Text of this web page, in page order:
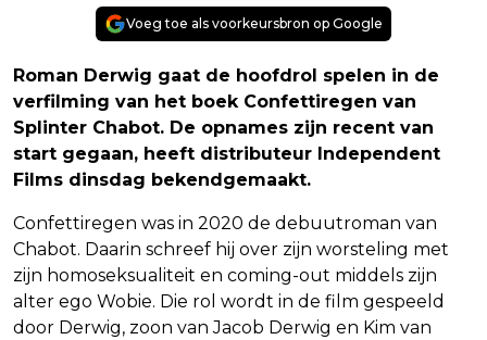
Voeg toe als voorkeursbron op Google
Roman Derwig gaat de hoofdrol spelen in de
verfilming van het boek Confettiregen van
Splinter Chabot. De opnames zijn recent van
start gegaan, heeft distributeur Independent
Films dinsdag bekendgemaakt.
Confettiregen was in 2020 de debuutroman van
Chabot. Daarin schreef hij over zijn worsteling met
zijn homoseksualiteit en coming-out middels zijn
alter ego Wobie. Die rol wordt in de film gespeeld
door Derwig, zoon van Jacob Derwig en Kim van